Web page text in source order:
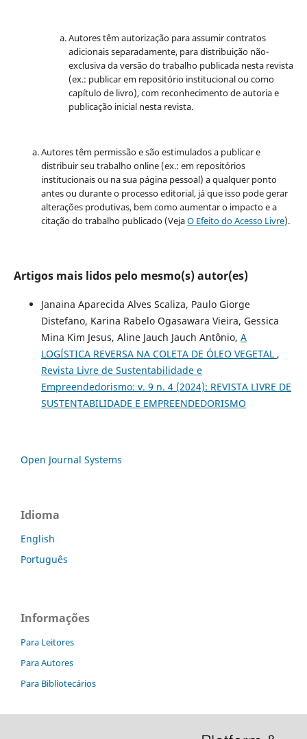
Autores têm autorização para assumir contratos
adicionais separadamente, para distribuição não-
exclusiva da versão do trabalho publicada nesta revista
(ex.: publicar em repositório institucional ou como
capítulo de livro), com reconhecimento de autoria e
publicação inicial nesta revista.
Autores têm permissão e são estimulados a publicar e
distribuir seu trabalho online (ex.: em repositórios
institucionais ou na sua página pessoal) a qualquer ponto
antes ou durante o processo editorial, já que isso pode gerar
alterações produtivas, bem como aumentar o impacto e a
citação do trabalho publicado (VejaO Efeito do Acesso Livre).
Artigos mais lidos pelo mesmo(s) autor(es)
Janaina Aparecida Alves Scaliza, Paulo Giorge
Distefano, Karina Rabelo Ogasawara Vieira, Gessica
Mina Kim Jesus, Aline Jauch Jauch Antônio, A
LOGÍSTICA REVERSA NA COLETA DE ÓLEO VEGETAL ,
Revista Livre de Sustentabilidade e
Empreendedorismo: v. 9 n. 4 (2024): REVISTA LIVRE DE
SUSTENTABILIDADE E EMPREENDEDORISMO
Open Journal Systems
Idioma
English
Português
Informações
Para Leitores
Para Autores
Para Bibliotecários